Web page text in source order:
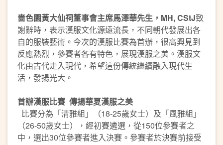
嗇色園黃大仙祠董事會主席馬澤華先生， MH, CStJ致
謝辭時，表示漢服文化源遠流長，不同朝代發展出各
自的服裝藝術。今次的漢服比賽為首辦，很高興見到
反應熱烈，參賽者各有特色，展現漢服之美。漢服文
化由古代走入現代，希望這份傳統繼續融入現代生
活，發揚光大。
首辦漢服比賽 傳揚華夏漢服之美
比賽分為「清雅組」（18-25歲女士）及「風雅組」
（26-50歲女士），經初賽遴選，從150位參賽者之
中，選出30位參賽者進入決賽。參賽者於決賽前接受